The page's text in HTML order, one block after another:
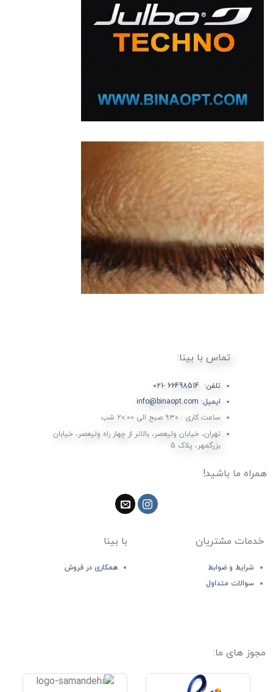
تماس با بینا:
تلفن: 66498514 -021
ایمیل: info@binaopt.com
ساعت کاری : ۹:۳۰ صبح الی 20:00 شب
تهران، خیابان ولیعصر، بالاتر از چهار راه ولیعصر، خیابان
بزرگمهر، پلاک 5
همراه ما باشید!
خدمات مشتریان
شرایط و ضوابط
سوالات متداول
با بینا
همکاری در فروش
مجوز های ما: